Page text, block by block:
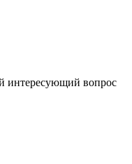
интересующий вопрос